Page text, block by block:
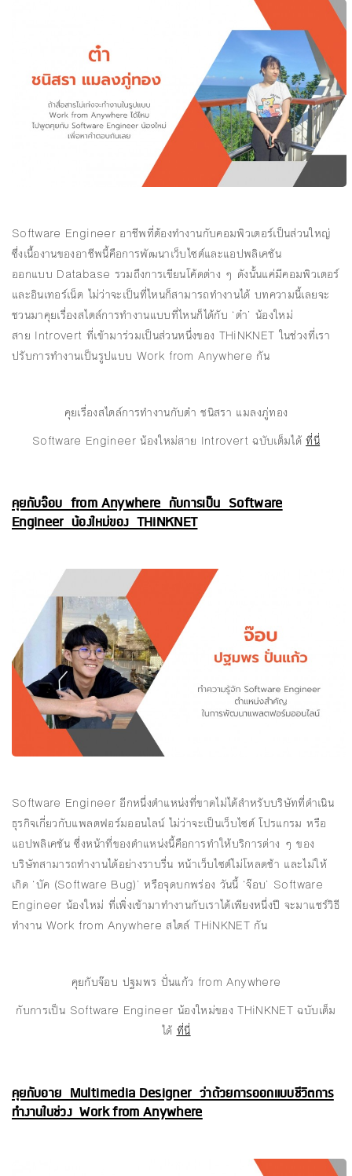
Software Engineer อาชีพที่ต้องทำงานกับคอมพิวเตอร์เป็นส่วนใหญ่
ซึ่งเนื้องานของอาชีพนี้คือการพัฒนาเว็บไซต์และแอปพลิเคชัน
ออกแบบ Database รวมถึงการเขียนโค้ดต่าง ๆ ดังนั้นแค่มีคอมพิวเตอร์
และอินเทอร์เน็ต ไม่ว่าจะเป็นที่ไหนก็สามารถทำงานได้ บทความนี้เลยจะ
ชวนมาคุยเรื่องสไตล์การทำงานแบบที่ไหนก็ได้กับ ‘ต๋า’ น้องใหม่
สาย Introvert ที่เข้ามาร่วมเป็นส่วนหนึ่งของ THiNKNET ในช่วงที่เรา
ปรับการทำงานเป็นรูปแบบ Work from Anywhere กัน
คุยเรื่องสไตล์การทำงานกับต๋า ชนิสรา แมลงภู่ทอง
Software Engineer น้องใหม่สาย Introvert ฉบับเต็มได้ที่นี่
คุยกับจ๊อบ from Anywhere กับการเป็น Software
Engineer น้องใหม่ของ THiNKNET
Software Engineer อีกหนึ่งตำแหน่งที่ขาดไม่ได้สำหรับบริษัทที่ดำเนิน
ธุรกิจเกี่ยวกับแพลตฟอร์มออนไลน์ ไม่ว่าจะเป็นเว็บไซต์ โปรแกรม หรือ
แอปพลิเคชัน ซึ่งหน้าที่ของตำแหน่งนี้คือการทำให้บริการต่าง ๆ ของ
บริษัทสามารถทำงานได้อย่างราบรื่น หน้าเว็บไซต์ไม่โหลดช้า และไม่ให้
เกิด ‘บัค (Software Bug)’ หรือจุดบกพร่อง วันนี้ ‘จ๊อบ’ Software
Engineer น้องใหม่ ที่เพิ่งเข้ามาทำงานกับเราได้เพียงหนึ่งปี จะมาแชร์วิธี
ทำงาน Work from Anywhere สไตล์ THiNKNET กัน
คุยกับจ๊อบ ปฐมพร ปั่นแก้ว from Anywhere
กับการเป็น Software Engineer น้องใหม่ของ THiNKNET ฉบับเต็ม
ได้ ที่นี่
คุยกับอาย Multimedia Designer ว่าด้วยการออกแบบชีวิตการ
ทำงานในช่วง Work from Anywhere